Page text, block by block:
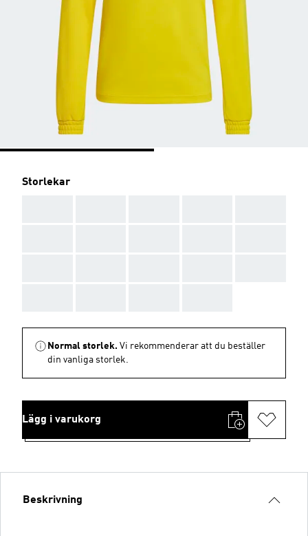
Storlekar
Normal storlek. Vi rekommenderar att du beställer
din vanliga storlek.
Lägg i varukorg
Beskrivning